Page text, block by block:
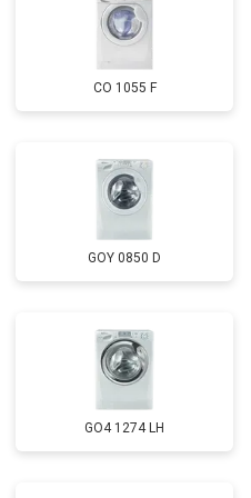
CO 1055 F
GOY 0850 D
GO4 1274 LH